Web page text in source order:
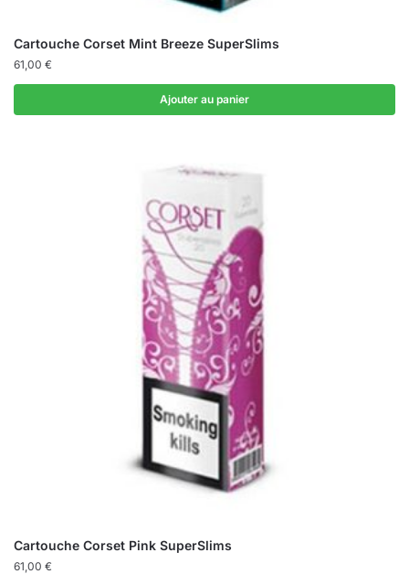
Cartouche Corset Mint Breeze SuperSlims
61,00 €
Ajouter au panier
Cartouche Corset Pink SuperSlims
61,00 €